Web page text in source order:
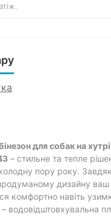
для собак на
– стильне та тепле
пору року.
дизайну
комфортно навіть
водовідштовхувальна